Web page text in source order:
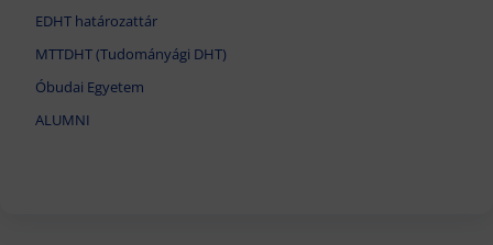
EDHT határozattár
MTTDHT (Tudományági DHT)
Óbudai Egyetem
ALUMNI